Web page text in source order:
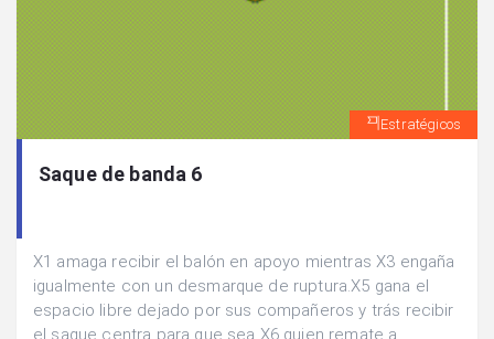
Estratégicos
Saque de banda 6
X1 amaga recibir el balón en apoyo mientras X3 engaña
igualmente con un desmarque de ruptura.X5 gana el
espacio libre dejado por sus compañeros y trás recibir
el saque centra para que sea X6 quien remate a